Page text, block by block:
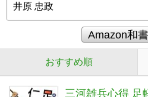
おすすめ順
三河雑兵心得 足